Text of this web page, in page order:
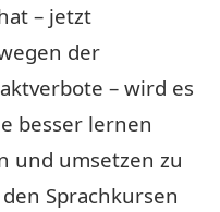
– jetzt
der
– wird es
besser lernen
und umsetzen zu
Sprachkursen